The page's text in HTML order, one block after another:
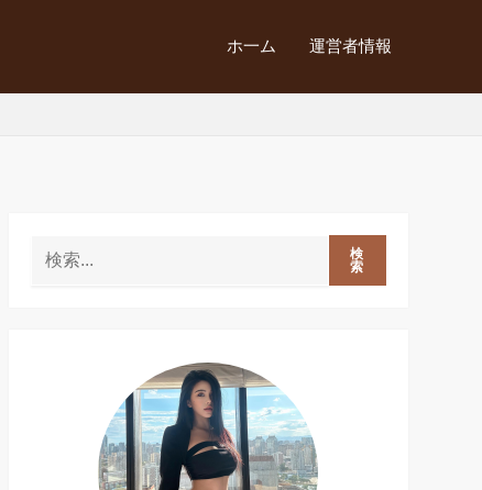
ホ一ム 運営者情報
検
索